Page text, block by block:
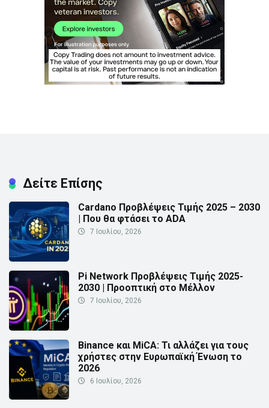
Δείτε Επίσης
Cardano Προβλέψεις Τιμής 2025 – 2030
| Που θα φτάσει το ADA
7 Ιουλίου, 2026
Pi Network Προβλέψεις Τιμής 2025-
2030 | Προοπτική στο Μέλλον
7 Ιουλίου, 2026
Binance και MiCA: Τι αλλάζει για τους
χρήστες στην Ευρωπαϊκή Ένωση το
2026
6 Ιουλίου, 2026